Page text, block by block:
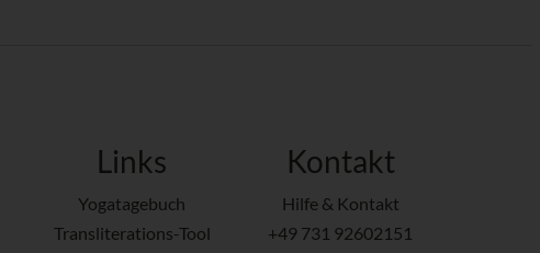
Links
Yogatagebuch
Transliterations-Tool
Kontakt
Hilfe & Kontakt
+49 731 92602151